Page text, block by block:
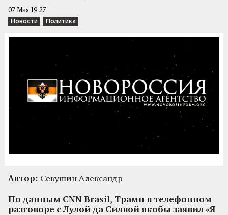
07 Мая 19:27
Новости Политика
Автор: Секушин Александр
По данным CNN Brasil, Трамп в телефонном
разговоре с Лулой да Силвой якобы заявил «Я